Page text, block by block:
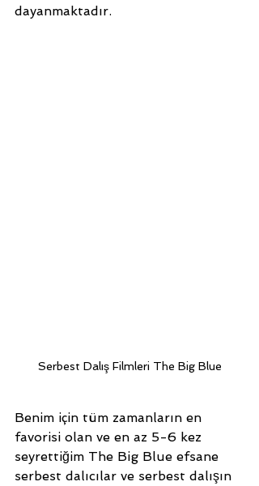
dayanmaktadır.
Serbest Dalış Filmleri The Big Blue
Benim için tüm zamanların en
favorisi olan ve en az 5-6 kez
seyrettiğim The Big Blue efsane
serbest dalıcılar ve serbest dalışın